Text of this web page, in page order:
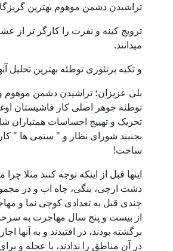
تراشیدن دشمن موهوم بهترین
ترویج کینه و نفرت را کارگر تر از
میدانند.
و تکیه برتئوری توطئه بهترین
بلی عزیزان؛ تراشیدن دشمن موهوم
توطئه جوهر اصلی کار فاشیستان
تحریک و تهییج احساسات همتباران
بجنبند شورای نظار و " ستمی ها " کار
ساخت!
اینها قبل از اینکه توجه کنند مثلا
دشت ارچی، بنگی، چاه اب و در
چندی قبل به تعدادی کوچی نما و
از بیست و پنج سال مهاجرت به
برگشته بودند، در افتیدند و به آنها
در آن مناطق را ندادند، با عجله و